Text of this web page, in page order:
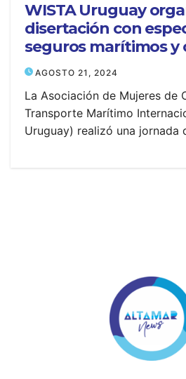
WISTA Uruguay
disertación con
seguros marítimos y
AGOSTO 21, 2024
La Asociación de Mujeres de
Transporte Marítimo
Uruguay) realizó una jornada